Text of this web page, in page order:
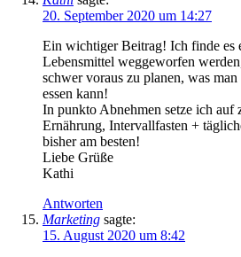
20. September 2020 um 14:27
Ein wichtiger Beitrag! Ich finde es
Lebensmittel weggeworfen
schwer voraus zu planen, was
essen kann!
In punkto Abnehmen setze ich
Ernährung, Intervallfasten +
bisher am besten!
Liebe Grüße
Kathi
Antworten
Marketing sagte:
15. August 2020 um 8:42